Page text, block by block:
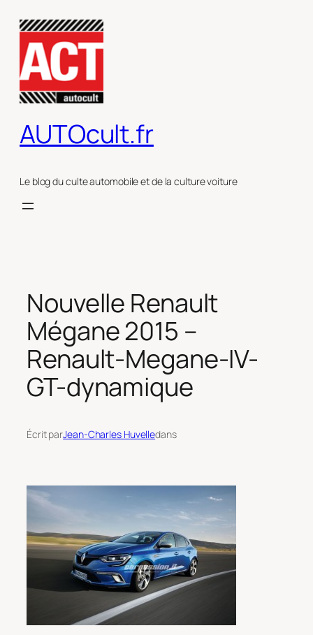
contenu
AUTOcult.fr
Le blog du culte automobile et de la culture voiture
Nouvelle Renault
Mégane 2015 –
Renault-Megane-IV-
GT-dynamique
Écrit parJean-Charles Huvelledans